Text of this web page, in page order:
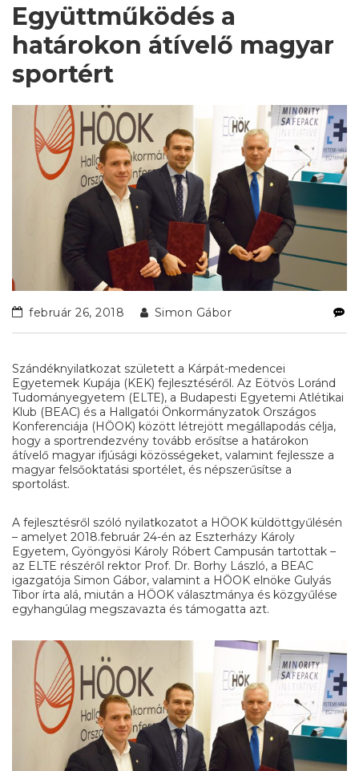
Együttműködés a
határokon átívelő magyar
sportért
február 26, 2018 Simon Gábor
Szándéknyilatkozat született a Kárpát-medencei
Egyetemek Kupája (KEK) fejlesztéséről. Az Eötvös Loránd
Tudományegyetem (ELTE), a Budapesti Egyetemi Atlétikai
Klub (BEAC) és a Hallgatói Önkormányzatok Országos
Konferenciája (HÖOK) között létrejött megállapodás célja,
hogy a sportrendezvény tovább erősítse a határokon
átívelő magyar ifjúsági közösségeket, valamint fejlessze a
magyar felsőoktatási sportélet, és népszerűsítse a
sportolást.
A fejlesztésről szóló nyilatkozatot a HÖOK küldöttgyűlésén
– amelyet 2018.február 24-én az Eszterházy Károly
Egyetem, Gyöngyösi Károly Róbert Campusán tartottak –
az ELTE részéről rektor Prof. Dr. Borhy László, a BEAC
igazgatója Simon Gábor, valamint a HÖOK elnöke Gulyás
Tibor írta alá, miután a HÖOK választmánya és közgyűlése
egyhangúlag megszavazta és támogatta azt.